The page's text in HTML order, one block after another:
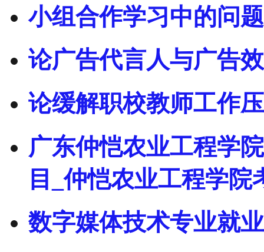
小组合作学习中的问
论广告代言人与广告
论缓解职校教师工作
广东仲恺农业工程学
目_仲恺农业工程学院
数字媒体技术专业就